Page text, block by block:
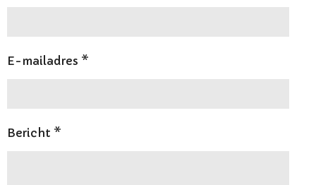
E-mailadres *
Bericht *